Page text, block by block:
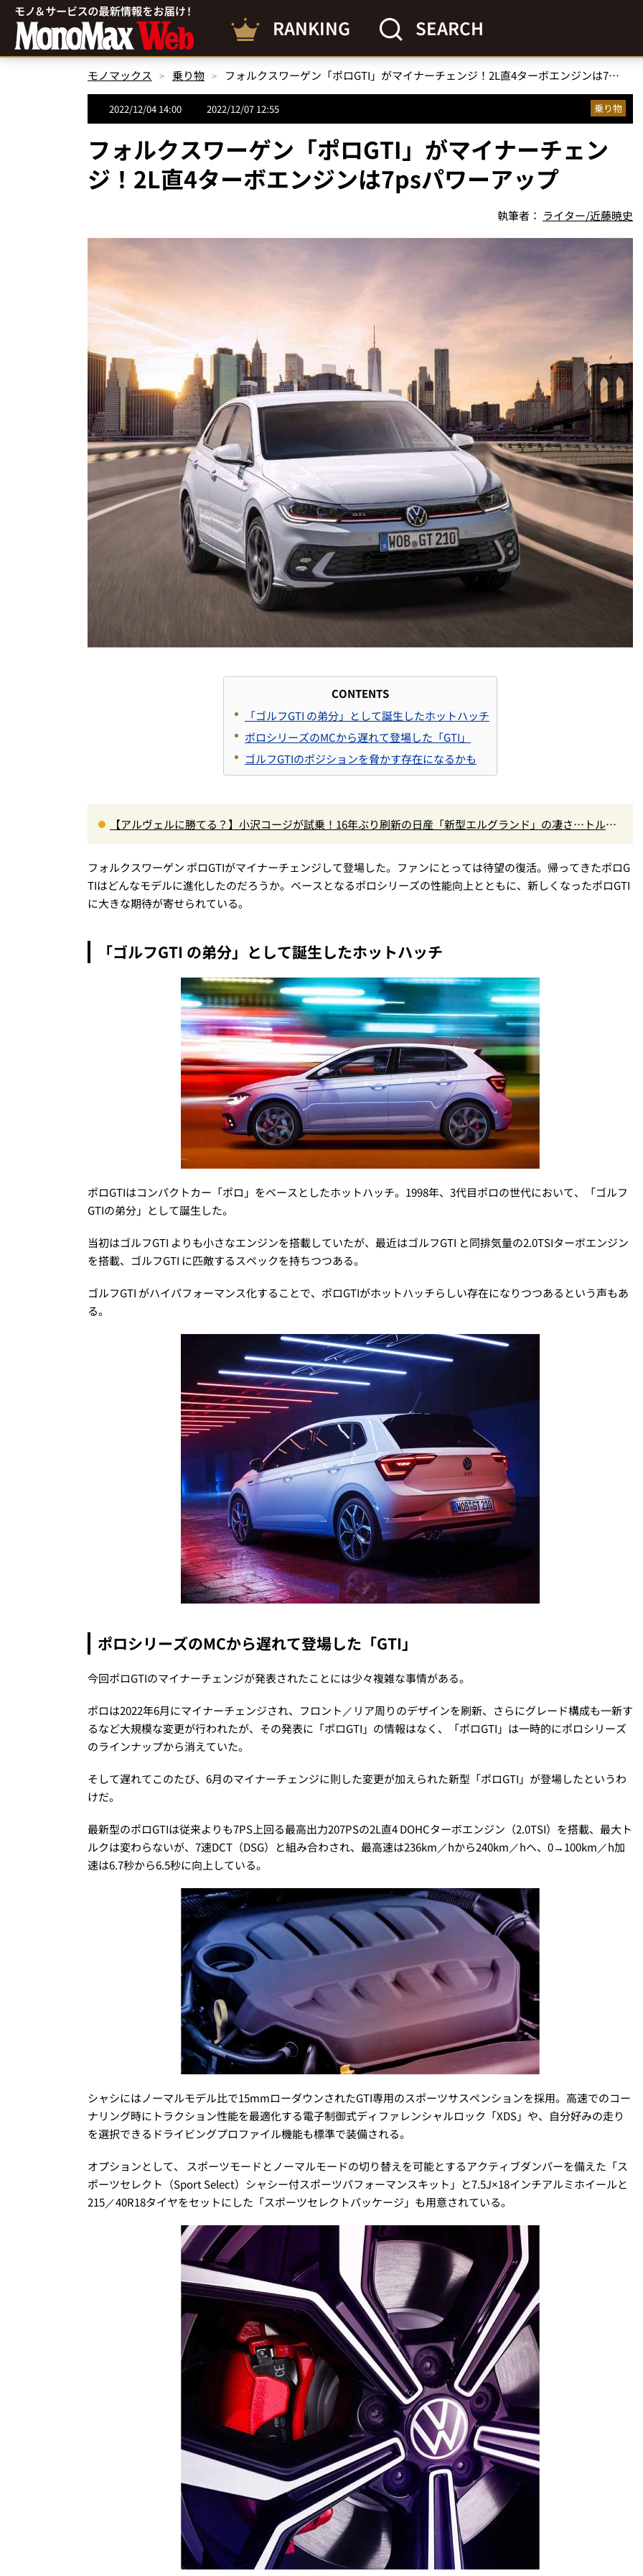
RANKING SEARCH
モノマックス 乗り物 フォルクスワーゲン「ポロGTI」がマイナーチェンジ！2L直4ターボエンジンは7psパワーアップ
2022/12/04 14:00 2022/12/07 12:55 乗り物
フォルクスワーゲン「ポロGTI」がマイナーチェン
ジ！2L直4ターボエンジンは7psパワーアップ
執筆者： ライター/近藤暁史
CONTENTS
「ゴルフGTI の弟分」として誕生したホットハッチ
ポロシリーズのMCから遅れて登場した「GTI」
ゴルフGTIのポジションを脅かす存在になるかも
【アルヴェルに勝てる？】小沢コージが試乗！16年ぶり刷新の日産「新型エルグランド」の凄さ…トルク5
フォルクスワーゲン ポロGTIがマイナーチェンジして登場した。ファンにとっては待望の復活。帰ってきたポロG
TIはどんなモデルに進化したのだろうか。ベースとなるポロシリーズの性能向上とともに、新しくなったポロGTI
に大きな期待が寄せられている。
「ゴルフGTI の弟分」として誕生したホットハッチ
ポロGTIはコンパクトカー「ポロ」をベースとしたホットハッチ。1998年、3代目ポロの世代において、「ゴルフ
GTIの弟分」として誕生した。
当初はゴルフGTI よりも小さなエンジンを搭載していたが、最近はゴルフGTI と同排気量の2.0TSIターボエンジン
を搭載、ゴルフGTI に匹敵するスペックを持ちつつある。
ゴルフGTI がハイパフォーマンス化することで、ポロGTIがホットハッチらしい存在になりつつあるという声もあ
る。
ポロシリーズのMCから遅れて登場した「GTI」
今回ポロGTIのマイナーチェンジが発表されたことには少々複雑な事情がある。
ポロは2022年6月にマイナーチェンジされ、フロント／リア周りのデザインを刷新、さらにグレード構成も一新す
るなど大規模な変更が行われたが、その発表に「ポロGTI」の情報はなく、「ポロGTI」は一時的にポロシリーズ
のラインナップから消えていた。
そして遅れてこのたび、6月のマイナーチェンジに則した変更が加えられた新型「ポロGTI」が登場したというわ
けだ。
最新型のポロGTIは従来よりも7PS上回る最高出力207PSの2L直4 DOHCターボエンジン（2.0TSI）を搭載、最大ト
ルクは変わらないが、7速DCT（DSG）と組み合わされ、最高速は236km／hから240km／hへ、0→100km／h加
速は6.7秒から6.5秒に向上している。
シャシにはノーマルモデル比で15mmローダウンされたGTI専用のスポーツサスペンションを採用。高速でのコー
ナリング時にトラクション性能を最適化する電子制御式ディファレンシャルロック「XDS」や、自分好みの走り
を選択できるドライビングプロファイル機能も標準で装備される。
オプションとして、 スポーツモードとノーマルモードの切り替えを可能とするアクティブダンパーを備えた「ス
ポーツセレクト（Sport Select）シャシー付スポーツパフォーマンスキット」と7.5J×18インチアルミホイールと
215／40R18タイヤをセットにした「スポーツセレクトパッケージ」も用意されている。